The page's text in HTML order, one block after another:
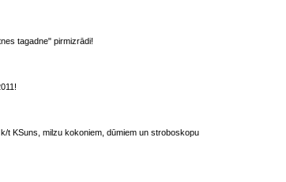
tagadne" pirmizrādi!
t KSuns, milzu kokoniem, dūmiem un stroboskopu